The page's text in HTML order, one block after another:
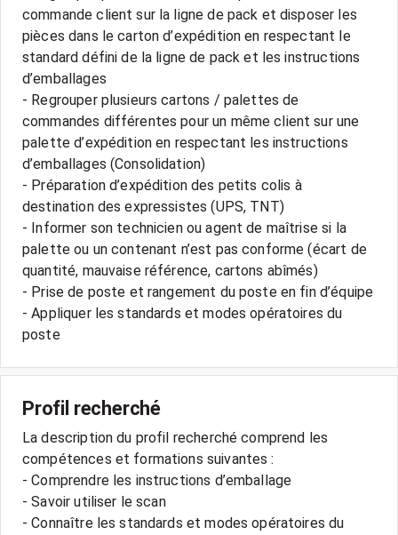
commande client sur la ligne de pack et disposer les
pièces dans le carton d’expédition en respectant le
standard défini de la ligne de pack et les instructions
d’emballages
- Regrouper plusieurs cartons / palettes de
commandes différentes pour un même client sur une
palette d’expédition en respectant les instructions
d’emballages (Consolidation)
- Préparation d’expédition des petits colis à
destination des expressistes (UPS, TNT)
- Informer son technicien ou agent de maîtrise si la
palette ou un contenant n’est pas conforme (écart de
quantité, mauvaise référence, cartons abîmés)
- Prise de poste et rangement du poste en fin d’équipe
- Appliquer les standards et modes opératoires du
poste
Profil recherché
La description du profil recherché comprend les
compétences et formations suivantes :
- Comprendre les instructions d’emballage
- Savoir utiliser le scan
- Connaître les standards et modes opératoires du